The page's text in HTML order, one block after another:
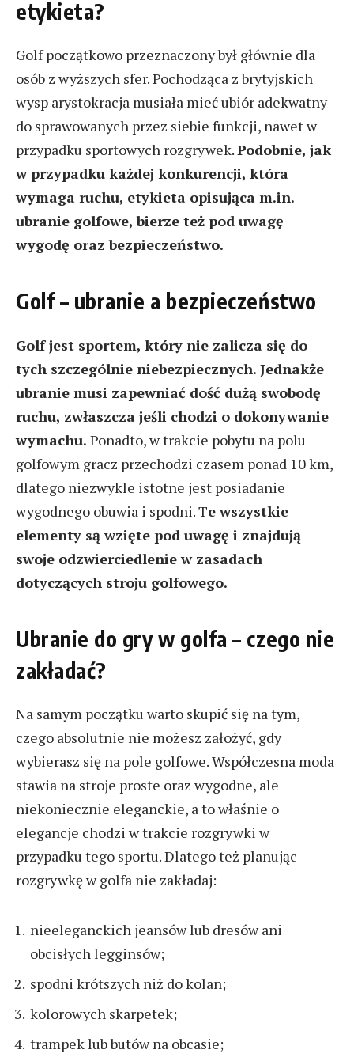
etykieta?
Golf początkowo przeznaczony był głównie dla
osób z wyższych sfer. Pochodząca z brytyjskich
wysp arystokracja musiała mieć ubiór adekwatny
do sprawowanych przez siebie funkcji, nawet w
przypadku sportowych rozgrywek.Podobnie, jak
w przypadku każdej konkurencji, która
wymaga ruchu, etykieta opisująca m.in.
ubranie golfowe, bierze też pod uwagę
wygodę oraz bezpieczeństwo.
Golf – ubranie a bezpieczeństwo
Golf jest sportem, który nie zalicza się do
tych szczególnie niebezpiecznych. Jednakże
ubranie musi zapewniać dość dużą swobodę
ruchu, zwłaszcza jeśli chodzi o dokonywanie
wymachu. Ponadto, w trakcie pobytu na polu
golfowym gracz przechodzi czasem ponad 10 km,
dlatego niezwykle istotne jest posiadanie
wygodnego obuwia i spodni. Te wszystkie
elementy są wzięte pod uwagę i znajdują
swoje odzwierciedlenie w zasadach
dotyczących stroju golfowego.
Ubranie do gry w golfa – czego nie
zakładać?
Na samym początku warto skupić się na tym,
czego absolutnie nie możesz założyć, gdy
wybierasz się na pole golfowe. Współczesna moda
stawia na stroje proste oraz wygodne, ale
niekoniecznie eleganckie, a to właśnie o
elegancje chodzi w trakcie rozgrywki w
przypadku tego sportu. Dlatego też planując
rozgrywkę w golfa nie zakładaj:
nieeleganckich jeansów lub dresów ani
obcisłych legginsów;
spodni krótszych niż do kolan;
kolorowych skarpetek;
trampek lub butów na obcasie;